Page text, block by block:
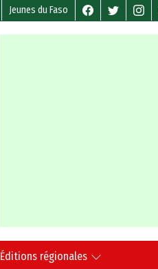
Jeunes du Faso
Éditions régionales